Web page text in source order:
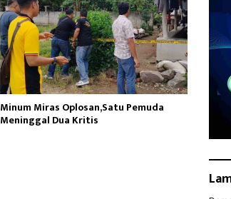
Minum Miras Oplosan,Satu Pemuda
Meninggal Dua Kritis